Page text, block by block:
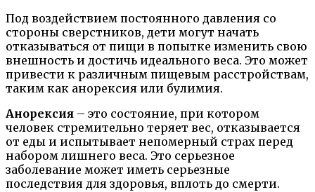
Под воздействием постоянного давления со
стороны сверстников, дети могут начать
отказываться от пищи в попытке изменить свою
внешность и достичь идеального веса. Это может
привести к различным пищевым расстройствам,
таким как анорексия или булимия.
Анорексия – это состояние, при котором
человек стремительно теряет вес, отказывается
от еды и испытывает непомерный страх перед
набором лишнего веса. Это серьезное
заболевание может иметь серьезные
последствия для здоровья, вплоть до смерти.